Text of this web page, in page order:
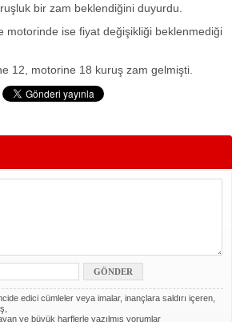
bir zam beklendiğini duyurdu.
motorinde ise fiyat değişikliği beklenmediği
12, motorine 18 kuruş zam gelmişti.
edici cümleler veya imalar, inançlara saldırı içeren,
ve büyük harflerle yazılmış yorumlar